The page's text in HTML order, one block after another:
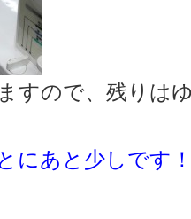
すので、残りは
にあと少しです